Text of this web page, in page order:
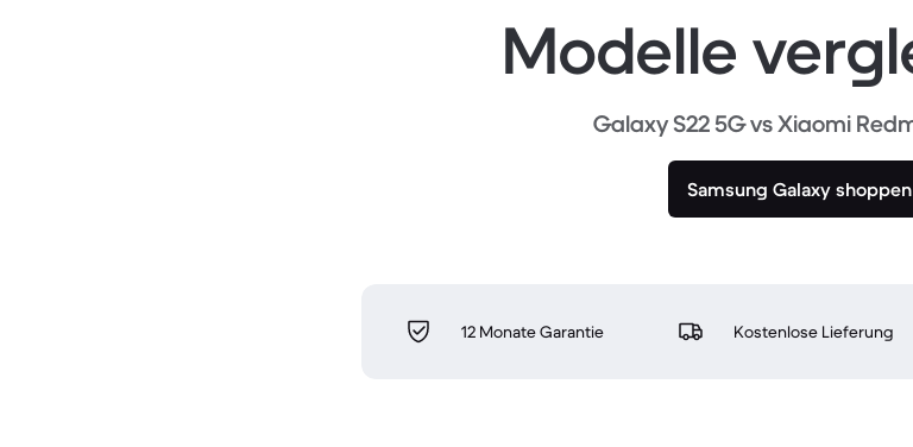
Modelle
Galaxy S22 5G vs Xiaomi
Samsung Galaxy shoppen
12 Monate Garantie Kostenlose Lieferung